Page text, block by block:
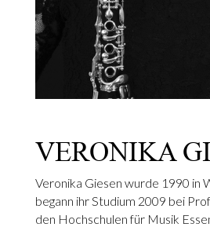
VERONIKA
Veronika Giesen wurde 1990 in
begann ihr Studium 2009 bei
den Hochschulen für Musik